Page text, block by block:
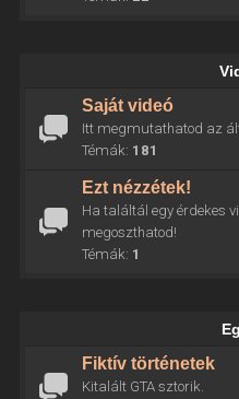
Saját videó
Itt megmutathatod az
Témák: 181
Ezt nézzétek!
Ha találtál egy érdekes
megoszthatod!
Témák: 1
Fiktív történetek
Kitalált GTA sztorik.